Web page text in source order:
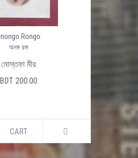
Rongo
অনঙ্গ রঙ্গ
মোস্তফা মীর
BDT 200.00
CART DETAILS